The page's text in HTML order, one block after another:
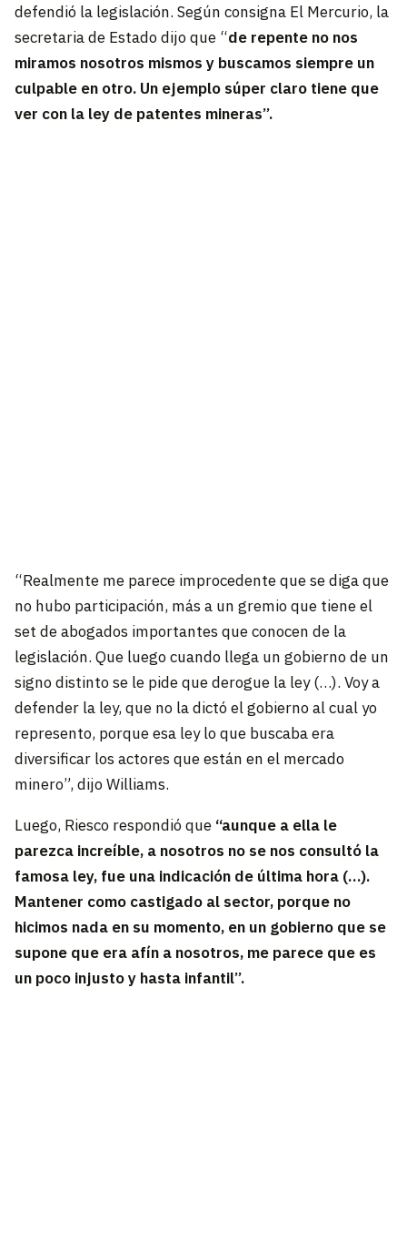
defendió la legislación. Según consigna El Mercurio, la
secretaria de Estado dijo que “de repente no nos
miramos nosotros mismos y buscamos siempre un
culpable en otro. Un ejemplo súper claro tiene que
ver con la ley de patentes mineras”.
“Realmente me parece improcedente que se diga que
no hubo participación, más a un gremio que tiene el
set de abogados importantes que conocen de la
legislación. Que luego cuando llega un gobierno de un
signo distinto se le pide que derogue la ley (…). Voy a
defender la ley, que no la dictó el gobierno al cual yo
represento, porque esa ley lo que buscaba era
diversificar los actores que están en el mercado
minero”, dijo Williams.
Luego, Riesco respondió que “aunque a ella le
parezca increíble, a nosotros no se nos consultó la
famosa ley, fue una indicación de última hora (…).
Mantener como castigado al sector, porque no
hicimos nada en su momento, en un gobierno que se
supone que era afín a nosotros, me parece que es
un poco injusto y hasta infantil”.